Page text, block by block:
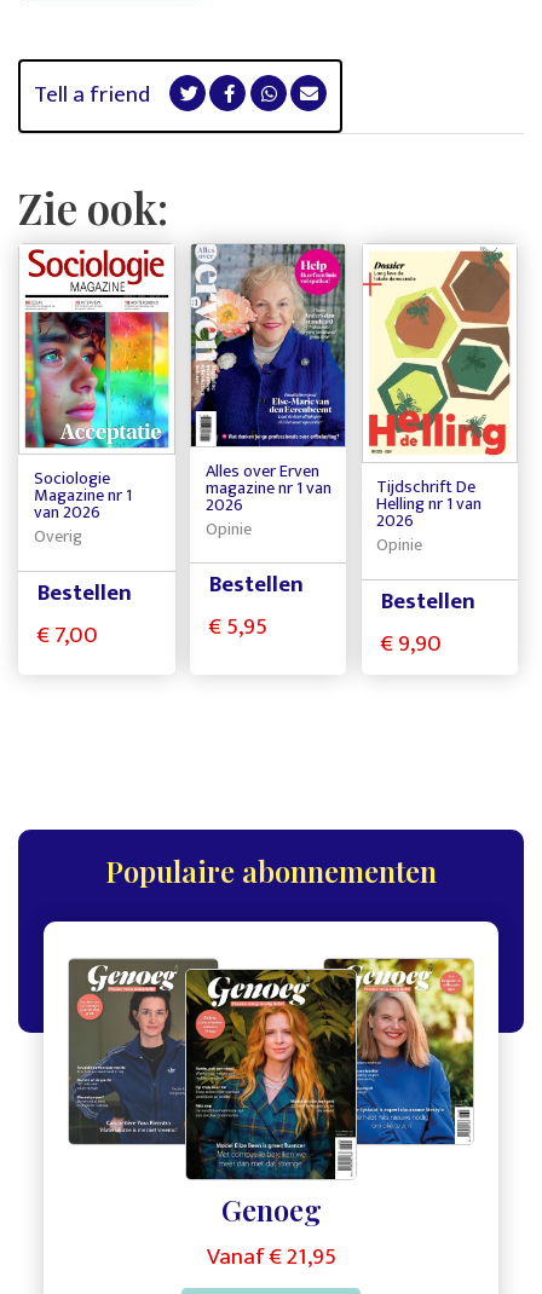
Tell a friend
Zie ook:
Sociologie
Magazine nr 1
van 2026
Overig
Bestellen
€ 7,00
Alles over Erven
magazine nr 1 van
2026
Opinie
Bestellen
€ 5,95
Tijdschrift De
Helling nr 1 van
2026
Opinie
Bestellen
€ 9,90
Populaire abonnementen
,,
Genoeg
Vanaf € 21,95